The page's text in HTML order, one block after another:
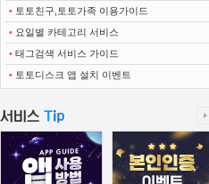
• 토토친구,토토가족 이용가이드
• 요일별 카테고리 서비스
• 태그검색 서비스 가이드
• 토토디스크 앱 설치 이벤트